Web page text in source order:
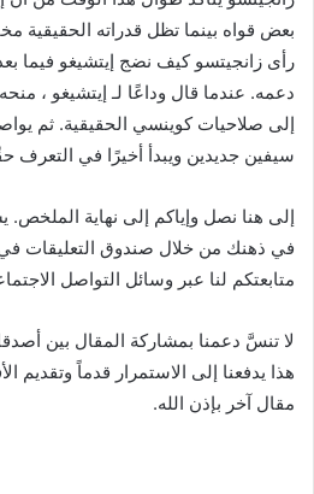
بعض قواه بينما تظل قدراته الحقيقية
رأى زانجيتسو كيف نضج إيتشيغو فيما
دعمه. عندما قال وداعًا لـ إيتشيغو ،
إلى صلاحيات كوينسي الحقيقية. ثم
سيفين جديدين ويبدأ أخيرًا في التعرف
إلى هنا نصل وإياكم إلى نهاية الملخص.
في ذهنك من خلال صندوق التعليقات في
متابعتكم لنا عبر وسائل التواصل
لا تنسَّ دعمنا بمشاركة المقال بين
هذا يدفعنا إلى الاستمرار قدماً وتقديم
مقال آخر بإذن الله.